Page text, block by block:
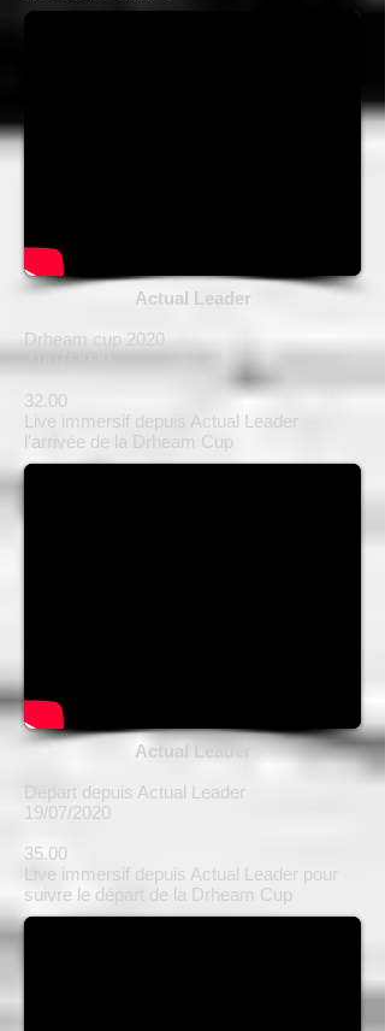
Actual Leader
Drheam cup 2020
32.00
Live immersif depuis Actual Leader
l'arrivée de la Drheam Cup
Actual Leader
Départ depuis Actual Leader
19/07/2020
35.00
Live immersif depuis Actual Leader pour
suivre le départ de la Drheam Cup